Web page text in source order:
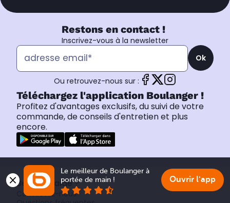
Restons en contact !
Inscrivez-vous à la newsletter
Ok
Ou retrouvez-nous sur :
Téléchargez l'application Boulanger !
Profitez d'avantages exclusifs, du suivi de votre
commande, de conseils d'entretien et plus
encore.
Besoin d’aide ?
Contactez-nous
Le meilleur de Boulanger à
portée de main !
Ouvrir l'app